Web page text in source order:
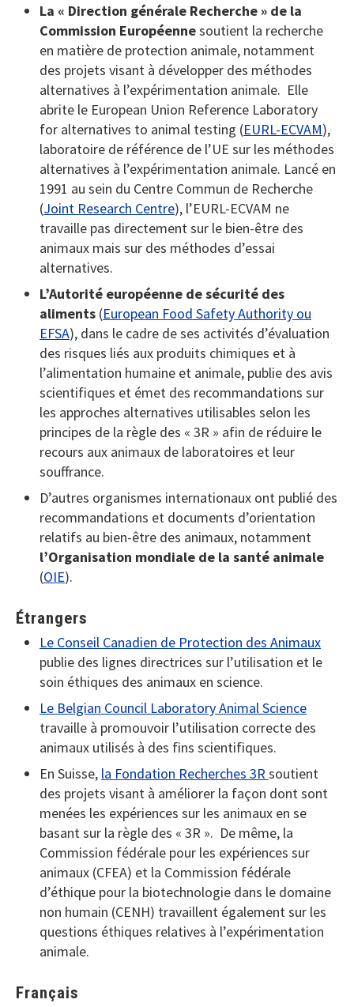
La « Direction générale Recherche » de la
Commission Européennesoutient la recherche
en matière de protection animale, notamment
des projets visant à développer des méthodes
alternatives à l’expérimentation animale. Elle
abrite le European Union Reference Laboratory
for alternatives to animal testing (EURL-ECVAM),
laboratoire de référence de l’UE sur les méthodes
alternatives à l’expérimentation animale. Lancé en
1991 au sein du Centre Commun de Recherche
(Joint Research Centre), l’EURL-ECVAM ne
travaille pas directement sur le bien-être des
animaux mais sur des méthodes d’essai
alternatives.
L’Autorité européenne de sécurité des
aliments (European Food Safety Authority ou
EFSA), dans le cadre de ses activités d’évaluation
des risques liés aux produits chimiques et à
l’alimentation humaine et animale, publie des avis
scientifiques et émet des recommandations sur
les approches alternatives utilisables selon les
principes de la règle des « 3R » afin de réduire le
recours aux animaux de laboratoires et leur
souffrance.
D’autres organismes internationaux ont publié des
recommandations et documents d’orientation
relatifs au bien-être des animaux, notamment
l’Organisation mondiale de la santé animale
(OIE).
Étrangers
Le Conseil Canadien de Protection des Animaux
publie des lignes directrices sur l’utilisation et le
soin éthiques des animaux en science.
Le Belgian Council Laboratory Animal Science
travaille à promouvoir l’utilisation correcte des
animaux utilisés à des fins scientifiques.
En Suisse, la Fondation Recherches 3Rsoutient
des projets visant à améliorer la façon dont sont
menées les expériences sur les animaux en se
basant sur la règle des « 3R ». De même, la
Commission fédérale pour les expériences sur
animaux (CFEA) et la Commission fédérale
d’éthique pour la biotechnologie dans le domaine
non humain (CENH) travaillent également sur les
questions éthiques relatives à l’expérimentation
animale.
Français